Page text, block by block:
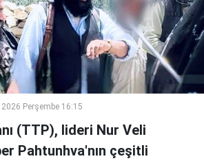
Perşembe 16:15
(TTP), lideri Nur Veli
Pahtunhva'nın çeşitli